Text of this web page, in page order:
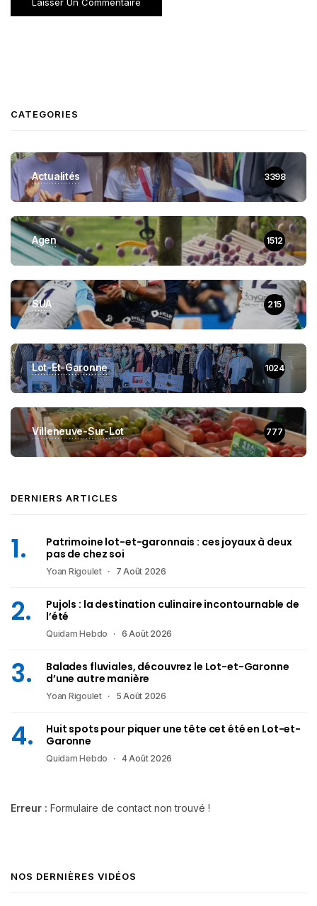
CATEGORIES
Actualités 3398
Agen 1512
SUA 215
Lot-Et-Garonne 1024
Villeneuve-Sur-Lot 777
DERNIERS ARTICLES
Patrimoine lot-et-garonnais : ces joyaux à deux
pas de chez soi
Yoan Rigoulet 7 Août 2026
Pujols : la destination culinaire incontournable de
l’été
Quidam Hebdo 6 Août 2026
Balades fluviales, découvrez le Lot-et-Garonne
d’une autre manière
Yoan Rigoulet 5 Août 2026
Huit spots pour piquer une tête cet été en Lot-et-
Garonne
Quidam Hebdo 4 Août 2026
Erreur : Formulaire de contact non trouvé !
NOS DERNIÈRES VIDÉOS